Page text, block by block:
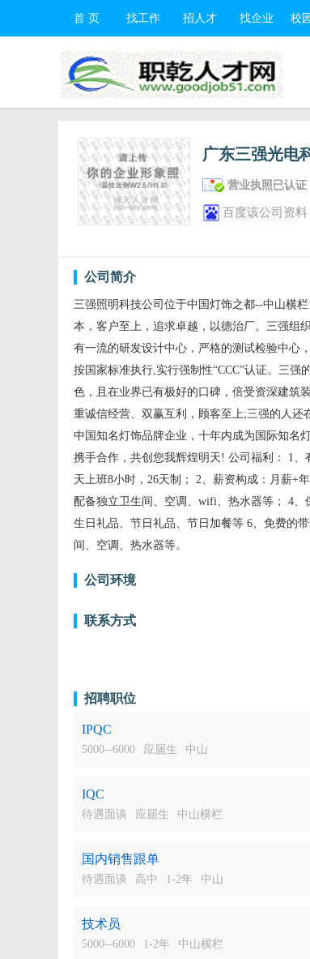
首 页 找工作 招人才 找企业 校
广东三强光电
营业执照已认证
百度该公司资料
公司简介
三强照明科技公司位于中国灯饰之都--中山横
本，客户至上，追求卓越，以德治厂。三强组
有一流的研发设计中心，严格的测试检验中心
按国家标准执行,实行强制性“CCC”认证。三
色，且在业界已有极好的口碑，倍受资深建筑
重诚信经营、双赢互利，顾客至上;三强的人
中国知名灯饰品牌企业，十年内成为国际知名
携手合作，共创您我辉煌明天! 公司福利： 1
天上班8小时，26天制； 2、薪资构成：月薪+
配备独立卫生间、空调、wifi、热水器等； 4、
生日礼品、节日礼品、节日加餐等 6、免费的
间、空调、热水器等。
公司环境
联系方式
招聘职位
IPQC
5000--6000
应届生 中山
IQC
待遇面谈
应届生 中山横栏
国内销售跟单
待遇面谈
高中 1-2年 中山
技术员
5000--6000
1-2年 中山横栏